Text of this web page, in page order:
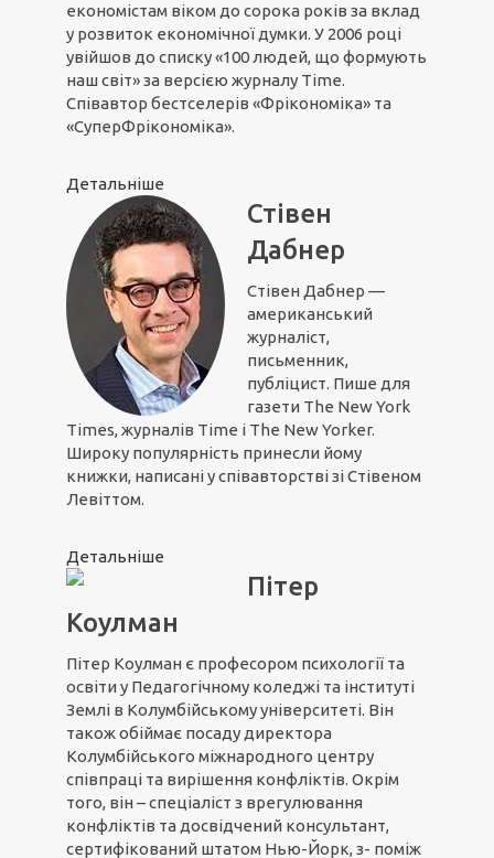
економістам віком до сорока років за вклад
у розвиток економічної думки. У 2006 році
увійшов до списку «100 людей, що формують
наш світ» за версією журналу Time.
Співавтор бестселерів «Фрікономіка» та
«СуперФрікономіка».
Детальніше
Стівен
Дабнер
Стівен Дабнер —
американський
журналіст,
письменник,
публіцист. Пише для
газети The New York
Times, журналів Time і The New Yorker.
Широку популярність принесли йому
книжки, написані у співавторстві зі Стівеном
Левіттом.
Детальніше
Пітер
Коулман
Пітер Коулман є професором психології та
освіти у Педагогічному коледжі та інституті
Землі в Колумбійському університеті. Він
також обіймає посаду директора
Колумбійського міжнародного центру
співпраці та вирішення конфліктів. Окрім
того, він – спеціаліст з врегулювання
конфліктів та досвідчений консультант,
сертифікований штатом Нью-Йорк, з- поміж